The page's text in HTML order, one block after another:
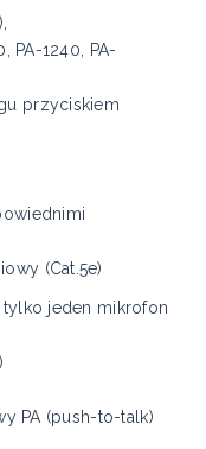
PA-1240, PA-
przyciskiem
(Cat.5e)
jeden mikrofon
PA (push-to-talk)